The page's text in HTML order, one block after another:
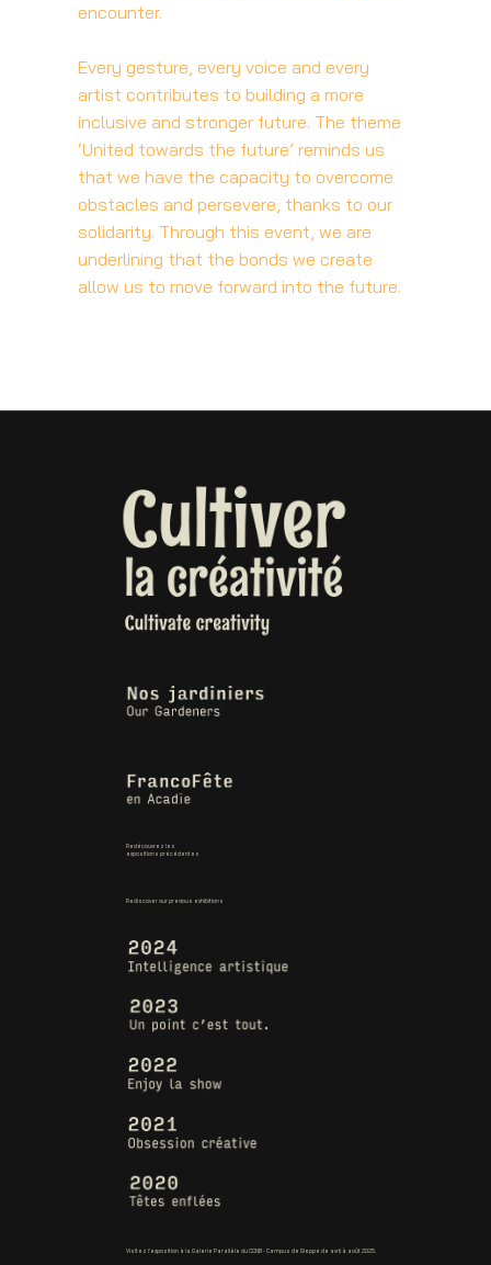
encounter.
Every gesture, every voice and every
artist contributes to building a more
inclusive and stronger future. The theme
‘United towards the future’ reminds us
that we have the capacity to overcome
obstacles and persevere, thanks to our
solidarity. Through this event, we are
underlining that the bonds we create
allow us to move forward into the future.
Redécouvrez les
expositions précédentes
Rediscover our previous exhibitions
Visitez l’exposition à la Galerie Parallèle du CCNB - Campus de Dieppe de avril à août 2025.